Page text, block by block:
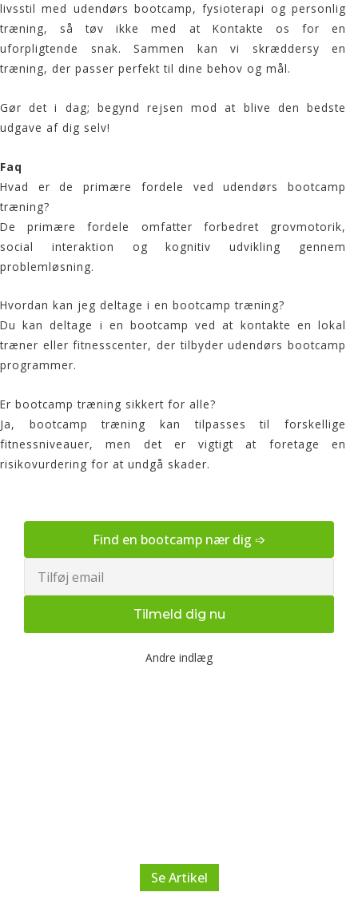
livsstil med udendørs bootcamp, fysioterapi og personlig
træning, så tøv ikke med at Kontakte os for en
uforpligtende snak. Sammen kan vi skræddersy en
træning, der passer perfekt til dine behov og mål.
Gør det i dag; begynd rejsen mod at blive den bedste
udgave af dig selv!
Faq
Hvad er de primære fordele ved udendørs bootcamp
træning?
De primære fordele omfatter forbedret grovmotorik,
social interaktion og kognitiv udvikling gennem
problemløsning.
Hvordan kan jeg deltage i en bootcamp træning?
Du kan deltage i en bootcamp ved at kontakte en lokal
træner eller fitnesscenter, der tilbyder udendørs bootcamp
programmer.
Er bootcamp træning sikkert for alle?
Ja, bootcamp træning kan tilpasses til forskellige
fitnessniveauer, men det er vigtigt at foretage en
risikovurdering for at undgå skader.
Find en bootcamp nær dig ➩
Tilmeld dig nu
Andre indlæg
Se Artikel